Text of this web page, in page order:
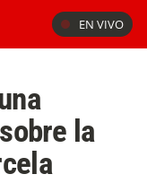
EN VIVO
la